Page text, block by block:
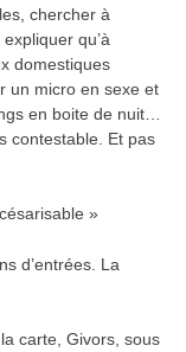
chercher à
qu’à
domestiques
un micro en sexe et
en boite de nuit…
contestable. Et pas
»
d’entrées. La
carte, Givors, sous